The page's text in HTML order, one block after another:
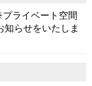
ライベート空間
知らせをいたしま